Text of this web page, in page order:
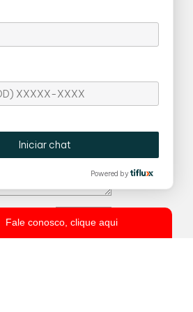
Enviar
Fale conosco, clique aqui